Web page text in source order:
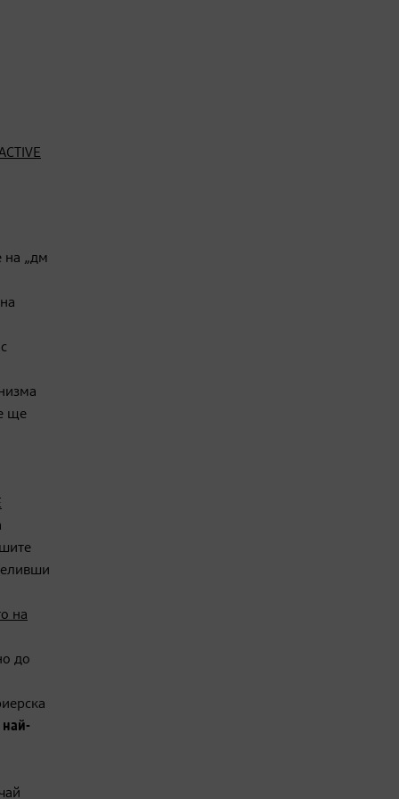
на „дм
ще
на
до
най-